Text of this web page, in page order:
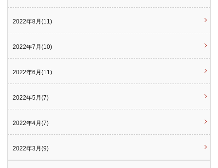
2022年8月(11)
2022年7月(10)
2022年6月(11)
2022年5月(7)
2022年4月(7)
2022年3月(9)